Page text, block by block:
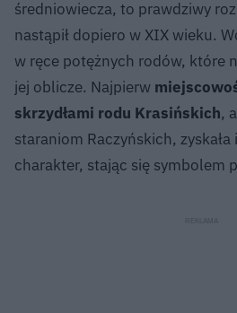
średniowiecza, to prawdziwy
nastąpił dopiero w XIX wieku.
w ręce potężnych rodów, które
jej oblicze. Najpierw
skrzydłami rodu Krasińskich,
staraniom Raczyńskich,
charakter, stając się symbolem